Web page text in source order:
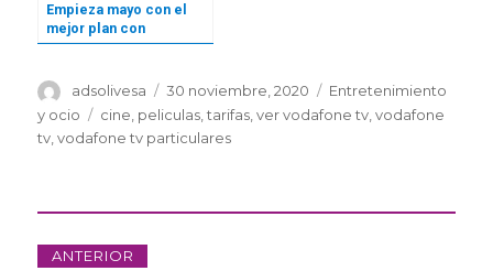
Empieza mayo con el
mejor plan con
Vodafone
Autor
adsolivesa
Publicado
el
30 noviembre, 2020 Categorías
Entretenimiento
y ocio
Etiquetas
cine peliculas ,tarifas ,ver vodafone tv ,vodafone
tv ,vodafone tv particulares
ANTERIOR